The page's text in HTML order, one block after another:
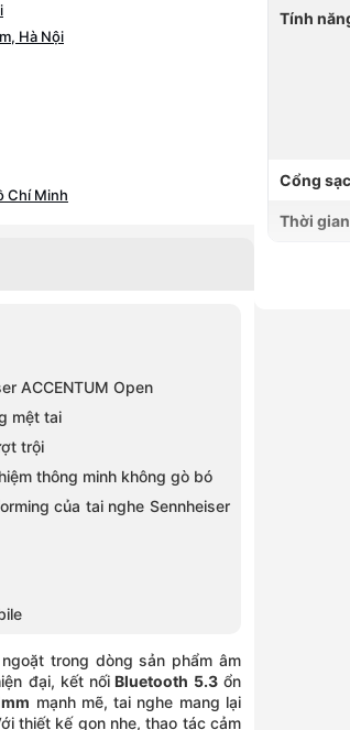
Hà Nội
Chí Minh
Chí Minh
Chí Minh
Chí Minh
Đà Nẵng
Đắk Lắk
Nai
ACCENTUM Open
mệt tai
trội
thông minh không gò bó
của tai nghe Sennheiser
trong dòng sản phẩm âm
đại, kết nối Bluetooth 5.3ổn
mạnh mẽ, tai nghe mang lại
thiết kế gọn nhẹ, thao tác cảm
Tính
Cổng sạc
Thời